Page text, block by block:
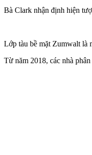
Bà Clark nhận định hiện
Lớp tàu bề mặt Zumwalt là
Từ năm 2018, các nhà